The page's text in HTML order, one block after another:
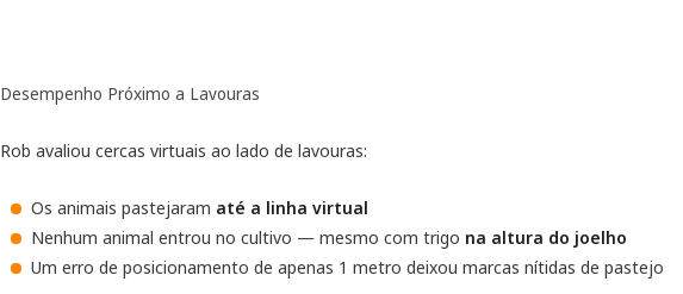
Desempenho Próximo a Lavouras
Rob avaliou cercas virtuais ao lado de lavouras:
Os animais pastejaram até a linha virtual
Nenhum animal entrou no cultivo — mesmo com trigo na altura do joelho
Um erro de posicionamento de apenas 1 metro deixou marcas nítidas de pastejo